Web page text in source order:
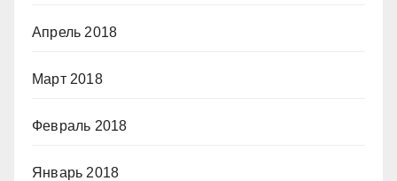
Апрель 2018
Март 2018
Февраль 2018
Январь 2018